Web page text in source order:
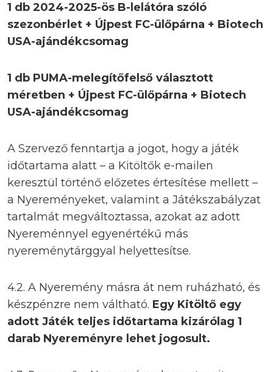
1 db 2024-2025-ös B-lelátóra szóló
szezonbérlet + Újpest FC-ülőpárna + Biotech
USA-ajándékcsomag
1 db PUMA-melegítőfelső választott
méretben + Újpest FC-ülőpárna + Biotech
USA-ajándékcsomag
A Szervező fenntartja a jogot, hogy a játék
időtartama alatt – a Kitöltők e-mailen
keresztül történő előzetes értesítése mellett –
a Nyereményeket, valamint a Játékszabályzat
tartalmát megváltoztassa, azokat az adott
Nyereménnyel egyenértékű más
nyereménytárggyal helyettesítse.
4.2. A Nyeremény másra át nem ruházható, és
készpénzre nem váltható. Egy Kitöltő egy
adott Játék teljes időtartama kizárólag 1
darab Nyereményre lehet jogosult.